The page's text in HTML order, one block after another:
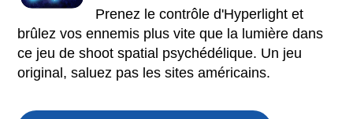
Prenez le contrôle d'Hyperlight et
brûlez vos ennemis plus vite que la lumière dans
ce jeu de shoot spatial psychédélique. Un jeu
original, saluez pas les sites américains.